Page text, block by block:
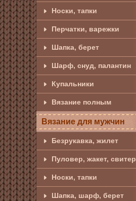
Носки, тапки
Перчатки, варежки
Шапка, берет
Шарф, снуд, палантин
Купальники
Вязание полным
Вязание для мужчин
Безрукавка, жилет
Пуловер, жакет, свитер
Носки, тапки
Шапка, шарф, берет